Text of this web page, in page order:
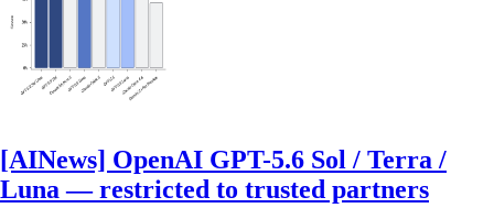
[AINews] OpenAI GPT-5.6 Sol / Terra /
Luna — restricted to trusted partners